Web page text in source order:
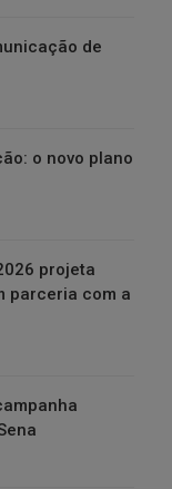
de
o novo plano
projeta
parceria com a